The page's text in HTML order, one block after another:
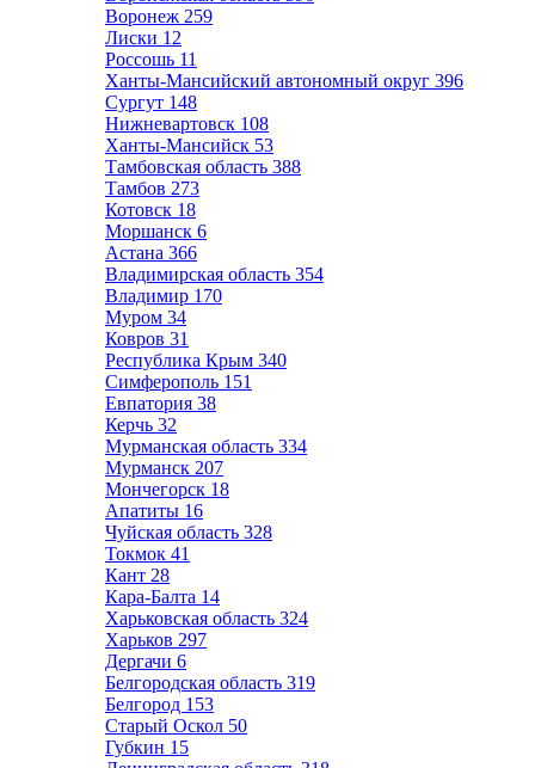
Воронеж 259
Лиски 12
Россошь 11
Ханты-Мансийский автономный округ 396
Сургут 148
Нижневартовск 108
Ханты-Мансийск 53
Тамбовская область 388
Тамбов 273
Котовск 18
Моршанск 6
Астана 366
Владимирская область 354
Владимир 170
Муром 34
Ковров 31
Республика Крым 340
Симферополь 151
Евпатория 38
Керчь 32
Мурманская область 334
Мурманск 207
Мончегорск 18
Апатиты 16
Чуйская область 328
Токмок 41
Кант 28
Кара-Балта 14
Харьковская область 324
Харьков 297
Дергачи 6
Белгородская область 319
Белгород 153
Старый Оскол 50
Губкин 15